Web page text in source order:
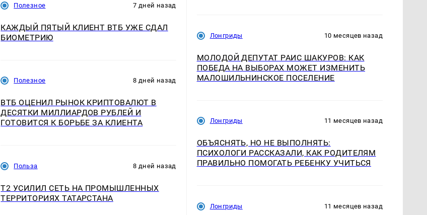
Полезное 7 дней назад
КАЖДЫЙ ПЯТЫЙ КЛИЕНТ ВТБ УЖЕ СДАЛ
БИОМЕТРИЮ
Полезное 8 дней назад
ВТБ ОЦЕНИЛ РЫНОК КРИПТОВАЛЮТ В
ДЕСЯТКИ МИЛЛИАРДОВ РУБЛЕЙ И
ГОТОВИТСЯ К БОРЬБЕ ЗА КЛИЕНТА
Польза 8 дней назад
Т2 УСИЛИЛ СЕТЬ НА ПРОМЫШЛЕННЫХ
ТЕРРИТОРИЯХ ТАТАРСТАНА
Лонгриды 10 месяцев назад
МОЛОДОЙ ДЕПУТАТ РАИС ШАКУРОВ: КАК
ПОБЕДА НА ВЫБОРАХ МОЖЕТ ИЗМЕНИТЬ
МАЛОШИЛЬНИНСКОЕ ПОСЕЛЕНИЕ
Лонгриды 11 месяцев назад
ОБЪЯСНЯТЬ, НО НЕ ВЫПОЛНЯТЬ:
ПСИХОЛОГИ РАССКАЗАЛИ, КАК РОДИТЕЛЯМ
ПРАВИЛЬНО ПОМОГАТЬ РЕБЕНКУ УЧИТЬСЯ
Лонгриды 11 месяцев назад